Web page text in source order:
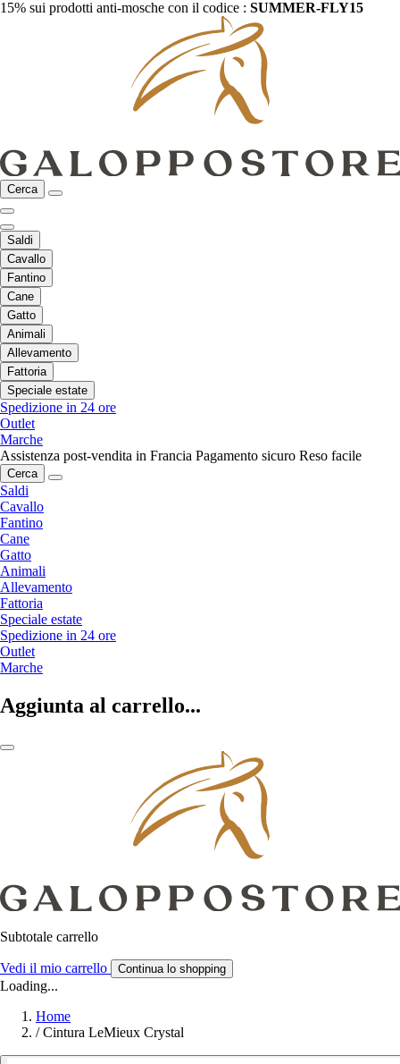
15% sui prodotti anti-mosche con il codice : SUMMER-FLY15
Cerca
Saldi
Cavallo
Fantino
Cane
Gatto
Animali
Allevamento
Fattoria
Speciale estate
Spedizione in 24 ore
Outlet
Marche
Assistenza post-vendita in Francia Pagamento sicuro Reso facile
Cerca
Saldi
Cavallo
Fantino
Cane
Gatto
Animali
Allevamento
Fattoria
Speciale estate
Spedizione in 24 ore
Outlet
Marche
Aggiunta al carrello...
Subtotale carrello
Vedi il mio carrello Continua lo shopping
Loading...
Home
/ Cintura LeMieux Crystal